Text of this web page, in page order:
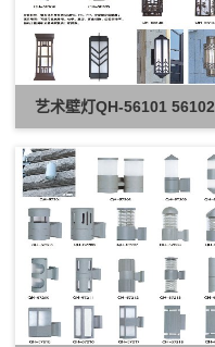
艺术壁灯QH-56101 56102